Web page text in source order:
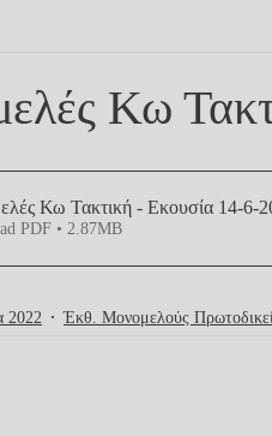
Κω
Κω Τακτική - Εκουσία 14-6-
PDF • 2.87MB
2022 Έκθ. Μονομελούς